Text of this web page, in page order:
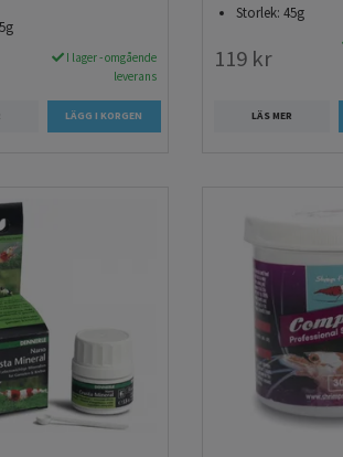
I lager - omgående
leverans
Storlek: 45g
119 kr
LÄS MER